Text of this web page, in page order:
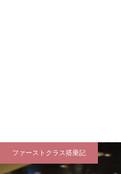
ファーストクラス搭乗記